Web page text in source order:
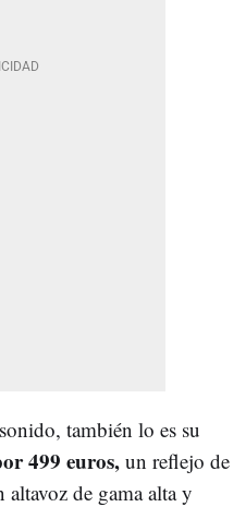
también lo es su
499 euros, un reflejo de
altavoz de gama alta y